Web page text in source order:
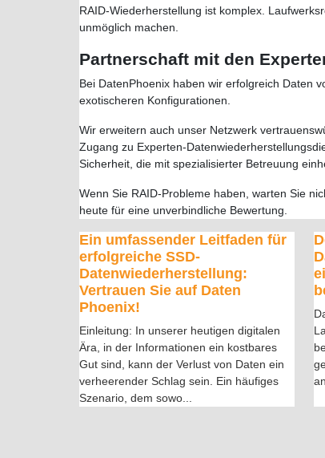
RAID-Wiederherstellung ist komplex.
unmöglich machen.
Partnerschaft mit den
Bei DatenPhoenix haben wir erfolgreich Daten
exotischeren Konfigurationen.
Wir erweitern auch unser Netzwerk
Zugang zu Experten-
Sicherheit, die mit spezialisierter Betreuung
Wenn Sie RAID-Probleme haben, warten Sie
heute für eine unverbindliche Bewertung.
Ein umfassender Leitfaden für
erfolgreiche SSD-
Datenwiederherstellung:
Vertrauen Sie auf Daten
Phoenix!
Einleitung: In unserer heutigen digitalen
Ära, in der Informationen ein kostbares
Gut sind, kann der Verlust von Daten ein
verheerender Schlag sein. Ein häufiges
Szenario, dem sowo